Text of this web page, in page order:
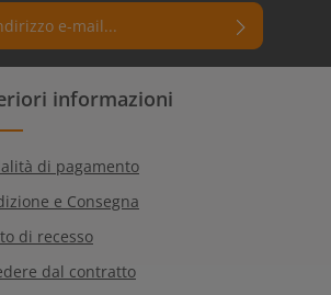
confermi di aver letto la nostra
dei dati
con un asterisco (*) sono campi
informazioni
di pagamento
e Consegna
di recesso
dal contratto